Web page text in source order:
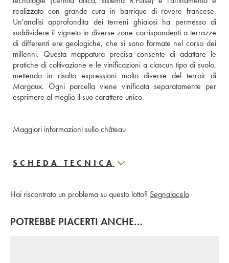
realizzato con grande cura in barrique di rovere francese.
Un'analisi approfondita dei terreni ghiaiosi ha permesso di
suddividere il vigneto in diverse zone corrispondenti a terrazze
di differenti ere geologiche, che si sono formate nel corso dei
millenni. Questa mappatura precisa consente di adattare le
pratiche di coltivazione e le vinificazioni a ciascun tipo di suolo,
mettendo in risalto espressioni molto diverse del terroir di
Margaux. Ogni parcella viene vinificata separatamente per
esprimere al meglio il suo carattere unico.
Maggiori informazioni sullo château
SCHEDA TECNICA
Hai riscontrato un problema su questo lotto? Segnalacelo
POTREBBE PIACERTI ANCHE…